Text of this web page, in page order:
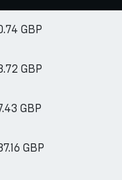
GBP
GBP
GBP
GBP